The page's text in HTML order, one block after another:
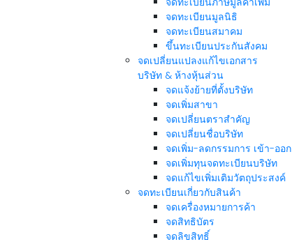
จดทะเบียนมูลนิธิ
จดทะเบียนสมาคม
ขึ้นทะเบียนประกันสังคม
จดเปลี่ยนแปลงแก้ไขเอกสาร
บริษัท & ห้างหุ้นส่วน
จดแจ้งย้ายที่ตั้งบริษัท
จดเพิ่มสาขา
จดเปลี่ยนตราสำคัญ
จดเปลี่ยนชื่อบริษัท
จดเพิ่ม-ลดกรรมการ เข้า-ออก
จดเพิ่มทุนจดทะเบียนบริษัท
จดแก้ไขเพิ่มเติมวัตถุประสงค์
จดทะเบียนเกี่ยวกับสินค้า
จดเครื่องหมายการค้า
จดสิทธิบัตร
จดลิขสิทธิ์